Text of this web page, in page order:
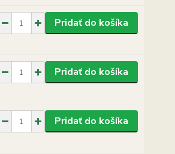
Pridať do košíka
Pridať do košíka
Pridať do košíka